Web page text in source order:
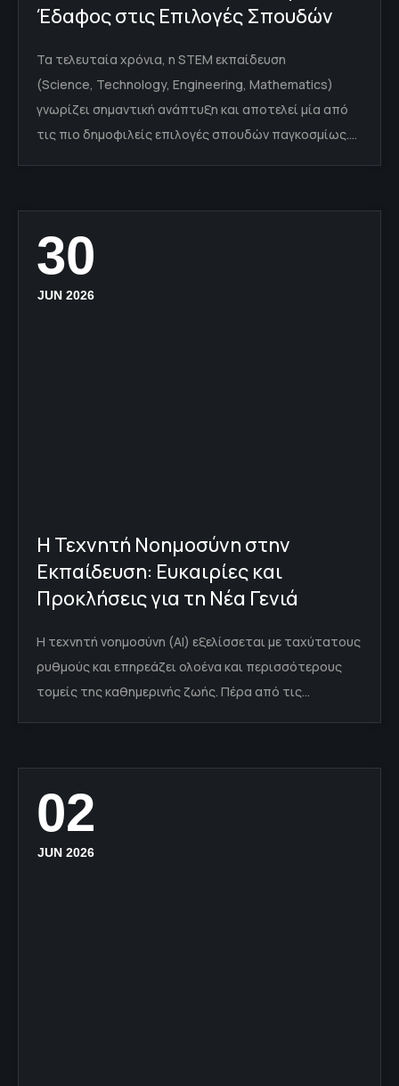
Έδαφος στις Επιλογές Σπουδών
Τα τελευταία χρόνια, η STEM εκπαίδευση
(Science, Technology, Engineering, Mathematics)
γνωρίζει σημαντική ανάπτυξη και αποτελεί μία από
τις πιο δημοφιλείς επιλογές σπουδών παγκοσμίως.…
30
JUN 2026
Η Τεχνητή Νοημοσύνη στην
Εκπαίδευση: Ευκαιρίες και
Προκλήσεις για τη Νέα Γενιά
Η τεχνητή νοημοσύνη (AI) εξελίσσεται με ταχύτατους
ρυθμούς και επηρεάζει ολοένα και περισσότερους
τομείς της καθημερινής ζωής. Πέρα από τις…
02
JUN 2026